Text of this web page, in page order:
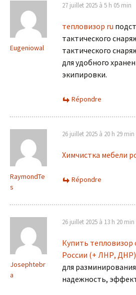
Eugeniowal
27 juillet 2025 à 5 h 05 min
тепловизор ru
тактического
тактического
для удобного
экипировки.
Répondre
RaymondTe
s
26 juillet 2025 à 20 h 29 min
Химчистка мебели
Répondre
Josephtebr
a
26 juillet 2025 à 13 h 20 min
Купить тепловизор
России (+ ЛНР, ДНР)
для
надежность,